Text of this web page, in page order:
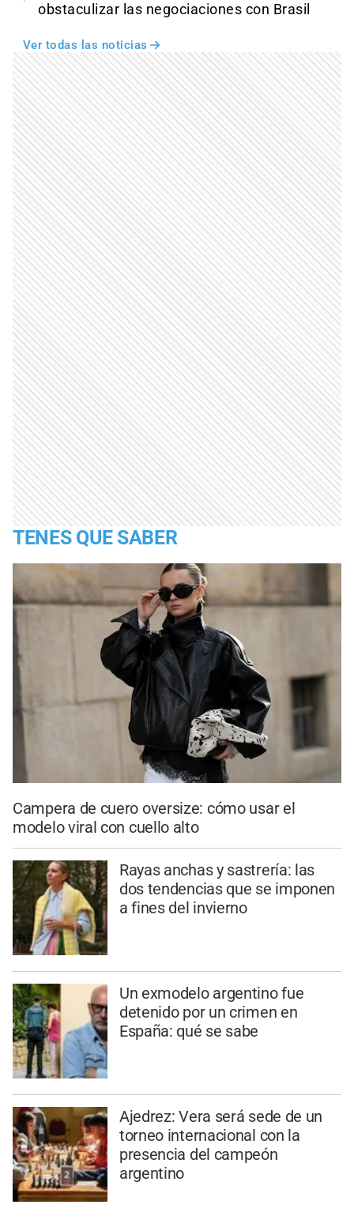
obstaculizar las negociaciones con Brasil
Ver todas las noticias
TENES QUE SABER
Campera de cuero oversize: cómo usar el
modelo viral con cuello alto
Rayas anchas y sastrería: las
dos tendencias que se imponen
a fines del invierno
Un exmodelo argentino fue
detenido por un crimen en
España: qué se sabe
Ajedrez: Vera será sede de un
torneo internacional con la
presencia del campeón
argentino